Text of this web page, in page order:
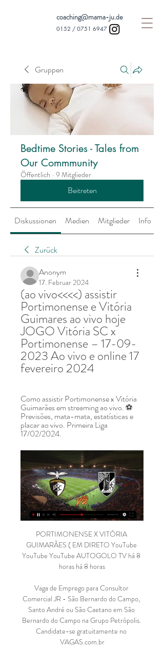
coaching@mama-ju.de
0152 / 0751 6947
Gruppen
Bedtime Stories - Tales from
Our Commmunity
Öffentlich · 9 Mitglieder
Beitreten
Diskussionen Medien Mitglieder Info
Zurück
Anonym
17. Februar 2024
(ao vivo<<<<) assistir
Portimonense e Vitória
Guimares ao vivo hoje
JOGO Vitória SC x
Portimonense – 17-09-
2023 Ao vivo e online 17
fevereiro 2024
Como assistir Portimonense x Vitória
Guimarães em streaming ao vivo. ⚽️
Previsões, mata-mata, estatísticas e
placar ao vivo. Primeira Liga
17/02/2024.
PORTIMONENSE X VITÓRIA GUIMARÃES ( EM DIRETO YouTube YouTube YouTube AUTOGOLO TV há 8 horas há 8 horas

Vaga de Emprego para Consultor Comercial JR - São Bernardo do Campo, Santo André ou São Caetano em São Bernardo do Campo na Grupo Petrópolis. Candidate-se gratuitamente no VAGAS.com.br

Na tarde deste sábado (10), ABC e Vitória se enfrentaram no Frasqueirão, em Natal, no Rio Grande do Norte. O jogo foi válido pela 3ª rodada da Copa do Nordeste e envolvia dois gigantes do grupo B. + Treze vence Nacional e dispara na liderança; confira os detalhes. Resumão. Uma …

Embalado, o XV de Piracicaba reencontra o Atibaia no Estádio Municipal Barão da Serra Negra, em Piracicaba (SP), às 20h desta sexta-feira (09). Há pouco mais de quatro meses, os visitantes surpreenderam o XV, no mesmo local, ao vencerem por 1 a 0, pela 15ª e …

Oportunidade de emprego para barra da tijuca. Cadastre seu currículo gratuitamente no maior site de empregos do Brasil! Pular para o conteúdo. VAGAS.com.br. Menu.. Barra da Tijuca – Rio de Janeiro/RJ. Rio de Janeiro 04/10/2019; Assistente Comercial Confidencial Auxiliar/Operacional

O planejamento para a Copa Paulista foi diferente. O XV de Piracicaba passou por uma reformulação em relação ao elenco da última Série A2, com 22 contratações - a maioria de jogadores na faixa dos 20 anos. Já o RB Brasil manteve a base do plantel, buscou reforços pontuais (nove) e aposta

assistir Portimonense e Vitória Guimares ao vivo hoje Vitóri há 9 horas — Como assistir Portimonense x Vitória Guimarães em streaming ao vivo. ⚽️ Previsões, mata-mata, estatísticas e placar ao vivo.

Corinthians x Mogi Mirim - Transmissão ao vivo (01/03/2015, Campeonato Paulista) Corinthians vs Mogi Mirim, Paulistão 2015. Neste domingo, dia primeiro, às 16:00, no Itaquerão, Corinthians e Mogi Mirim se enfrentam pela sétima rodada do Campeonato Paulista de 2015.

Portimonense - Vitória SC placar ao vivo, H2H e escalações Portimonense Vitória SC esultado ao vivo (e transmissão online) começa no dia 17 de fev. de 2024 as 18:00 horário UTC em Portugal, Portimao, ...

Vitória Guimarães: Todas info, notícias e resultados Portimonense. Portimonense. 10:00. Vitória Guimarães. 17 Fev 2024 Vitória Guimarães. ver vídeo. Logo BeSoccerTV. Vitoria Sport Clube. Vitória ...

Garantir agendamento de transmissões ao vivo, matérias, realização de entrevistas,. Promover interface com áreas de apoio da empresa como Arquivo de Conteúdo, OPEC, Jurídico, Engenharia, entre outras. Local de trabalho: Rio de Janeiro / Barra de Tijuca. Obs: …

STI Esporte transmite com exclusividade Taboão da Serra x Atibaia Neste Sabado (27), o Sport Club Atibaia enfrenta o Clube Atlético Taboão da Serra no Estádio Municipal Vereador José Ferez, na cidade de Taboão da Serra, as 16:00 pela 1º rodada da 4º Fase do Campeonato Paulista da …

Enquanto o Bonsucesso encara o Barra Mansa, no Leão do Sul, no mesmo dia e horário. Sub- 20 fica no empate. Enquanto os profissionais se enfrentavam em Moça Bonita os garotos do Sub -20 jogavam no Leônidas da Silva. Mesmo jogando fora de casa o Tricolor da Serra empatou em 1 a 1 e segue invicto na competição com três empates e uma vitória.

Campeã do Invicta FC, brasileira exalta acerto com o UFC; confira lancenet. Invicta no MMA e campeã peso-palha do Invicta FC, Virna Jandiroba acerta com o UFC e já tem luta marcada contra ex-campeã; veja todos os detalhes e a entrevista com a brasileira:

Posts sobre /+/ # VASCO x NÁUTICO – Transmissão AO VIVO # bandsports BLOG Vasco da Gama (OFC) – Tudo sobre o Clube de Regata BOTAFOGO X INTERNACIONAL AO VIVO – TRANSMISSÃO AO VIVO Camisa do vasco campeonato br escritos por Administração Site

Superliga B feminina chega à reta final entre São Bernardo e o Hinode Barueri O encontro será no Baetão, em São Bernardo do Campo (SP), às 19h30, com transmissão ao vivo na fanpage da Confederação Brasileira de Voleibol (CBV) no Facebook

Por outro lado, o Azulão que está na parte intermediária da tabela tenta continuar na briga pela classificação. Por outro lado,. Sub-20; ver todos + Clubes. Portuguesa-SP. São Bernardo-SP

EXCLUSIVO: Karol G fala sobre Ocean, carreira, namoro e mais para a Latina Brasil! Paulo Junqueiro fala com a Latina Brasil; ouça! Playlists. Clássicos Pop Latinos. Favoritas Latina! Airplay Latina 2019. Dale Latina! Hits Latinos 2018. Videoclipes. Dvicio – Brasilera.

Levando em conta contas e gastos indispensáveis, pensa-se ser possível viver em Portugal com cerca de 1.200€ por pessoa. Mas é claro que as despesas dependem muito do estilo de vida de cada um. Com o tempo você também aprenderá a como viver em Portugal depois de aposentado.

Notícias do mercado de ônibus. Encarroçadoras, montadoras e modelos de chassis e carrocerias. Entrevistas, análises e opinião sobre produtos e mercado.

Com o resultado, o São Raimundo segue na vice-liderança do Grupo 3 com dez pontos, um a menos que o time maranhense, o Moto Club. O São Raimundo entra em campo no domingo, dia 9, onde visita o Ypiranga-AP, no estádio Zerão, em Macapá, às 18h, fechando a fase de grupos da Série D. Foto: Ascom São Raimundo

Clínica Internacional de Olhão – Algarve Outlet, 2º Andar, 8700-137 Olhão – Classificada com 4.6 com base em 23 críticas "Low cost de saúde pouco...

4 de Abril Cuando Cubango Santa Rita de Cássia em directo: descubra e siga o resultado do jogo 4 de Abril Cuando Cubango Santa Rita de Cássia ao vivo graças ao nosso livescore. Jogo de Girabola jogado a …

O evento, que será fechado ao público, ocorrerá a partir das 14h e terá transmissão ao vivo pela TV Câmara (canal 7 da Net) e pela Web TV no site www.camaraguarulhos.sp.gov.br A comissão organizadora formada por servidores da Diretoria de Comunicação, Rádio e TV Câmara apresentou esta semana as regras oficiais do debate que está.

Primeiro, tente reconectar o cabo USB a outra porta. Se estiver usando um hub USB, conecte o cabo USB diretamente à porta USB do computador. Verifique se o símbolo de carga aparece na tela do produto. Se isso não funcionar:

Tags: Bonsucesso / Eletrônica / Técnico. Industria contrata Eletrotécnico para Bonsucesso – R$ 650,00 – Rio de Janeiro – RJ. 3 dias atrás. Compartilhar. Estar cursando técnico em eletrônica. Estar cursando técnico em eletrônica. Curriculo no corpo de . Curriculo no corpo de . Gostou da vaga?

Assistir Vitória de Guimarães x Portimonense ao vivo HD 17/09/2023 — Portimonense e Vitória de Guimarães hoje 17/09/2023 aqui no canaisplay.com! Futebol ao vivo · Campeonato Português · Portimonense · Vitória de ...

O Santa Clara anunciou esta terça-feira a cedência de três avançados entre os 18 e os 19 anos ao Benfica Castelo Branco: Rodrigo Simão, Miguel Machado e Diogo Motty. Os três atletas, formados nos Açores, estiveram durante a última época cedidos ao Águia CD, clube satélite do Santa Clara.

Portimonense x Vitória Guimarães há 1 hora — Neste sábado, 17 de Fevereiro de 2024, às 15h00 de Brasília, Portimonense x Vitória de Guimarães se enfrentam pela 22ª ronda da Primeira ...

Ponte Preta x São Bernardo se enfrentam neste domingo (14), às 10h (horário de Brasília) pela 4ª rodada da Copa Paulista na sua edição 2019. A partida se. Ponte Preta x São Bernardo ao vivo, se enfrentam neste domingo (14), às 10h pela 4ª rodada da Copa Paulista 2019 no estádio Leonardo Barbieri, mycujoo.

Portimonense Sporting Clube vs Vitória Guimarães II ao vivo Portimonense Sporting Clube vs Vitória Guimarães II ao vivo 13.04.2016 · Bate-papo · Principais vantagens de assistir a jogos em azscore.com.br.

Imaginemos o futuro da mobilidade em Lisboa . 29 Mai 2019. A ESELx associa-se a esta iniciativa, através do Fab Lab Benfica, dando a oportunidade à comunidade da Escola de participar na discussão do tema atual e importante, que é o da Mobilidade.

O time de Bauru recebeu o adversário no estádio Alfredo de Castilho, neste domingo, e venceu por 2 a 1, pela sexta rodada da primeira fase. Com o resultado, o Norusca chega a seis pontos, ultrapassa o adversário e expect a quarta colocação do Grupo 2, atrás de XV de Piracicaba, com 14, Rio Claro, com onze, e Inter de Limeira, com oito.

Vitória SC ... hoje do Vitória SC estão disponíveis no Sofascore. Para ver a programação e os resultados de futebol de hoje, visite nossa página de placar ao vivo de futebol ...

sp (11) 5513-7588 : 14/4/2009 : 09666571000134 "associaÇÃo brasileira de proteÇÃo À vida selvagem elo ecolÓgico" - aprovis: alameda sÃo acetano nº1385 - campestre : 09070-210: santo andrÉ : sp

Vitória SC 1 - 0 Portimonense O Vitória de Guimarães isolou-se hoje provisoriamente no quinto lugar da I Liga portuguesa de futebol, ao vencer em casa o Portimonense, por 1-0, em jogo da ...

A transmissão começa às 22h50 e precisa ser acessada diretamente por um computador, celular ou tablet. Basta entrar no site e digitar Conmebol Libertadores na barra de busca ou no ícone Vídeos no Watch. A página do Palmeiras no Facebook também promete redirecionar o torcedor para o ao vivo.

Onde assistir Vila Nova x Ponte Preta ao vivo e online. Os jogos do campeonato Brasileiro serie B, são de inteira transmissão do grupo globo de televisão. São transmitidos na maioria das vezes nos canais Sport Tv e nos canais premier. Esses canais podem ser adquiridos em todas as operadoras de tv por assinatura do país.

António Luís Silva Barros está no Facebook. Participe do Facebook para se conectar com António Luís Silva Barros e outros que você talvez conheça. O...

O Inadmissível, Inacreditável, Intolerável! ACONTECEU NA JUNTA DE FREGUESIA DE BENFICA. A Sociedade Gerador de Glórias Unipessoal Limitada subscreveu com a Junta de Freguesia de Benfica um contrato de locação para exploração de actividades desportivas, nomeadamente a prática …

O Porto encontrou as chaves que lhe permitem abrir a porta de uma eliminatória, a primeira bem sucedida da era Jesualdo Ferreira. O timoneiro do grémio azul e branco tem razões para estar contente pois o seu grupo foi sério e humilde no embate com o Grupo Desportivo de Chaves.

Club